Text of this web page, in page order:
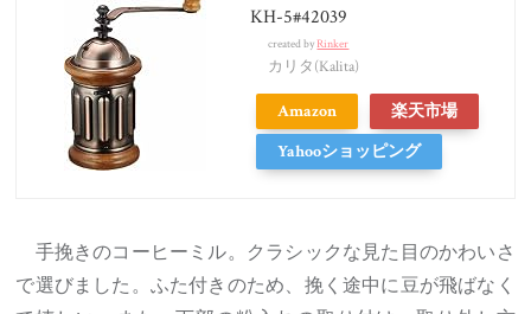
KH-5#42039
created byRinker
カリタ(Kalita)
Amazon
楽天市場
Yahooショッピング
手挽きのコーヒーミル。クラシックな見た目のかわいさ
で選びました。ふた付きのため、挽く途中に豆が飛ばなく